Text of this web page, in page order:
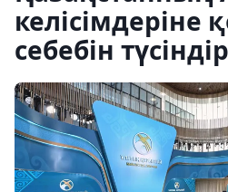
келісімдеріне
себебін